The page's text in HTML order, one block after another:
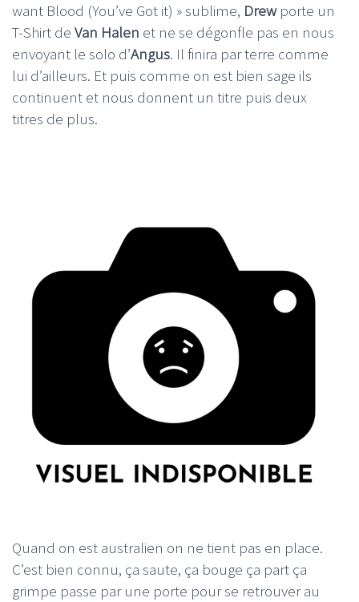
want Blood (You’ve Got it) » sublime, Drewporte un
T-Shirt de Van Halen et ne se dégonfle pas en nous
envoyant le solo d’Angus. Il finira par terre comme
lui d’ailleurs. Et puis comme on est bien sage ils
continuent et nous donnent un titre puis deux
titres de plus.
Quand on est australien on ne tient pas en place.
C’est bien connu, ça saute, ça bouge ça part ça
grimpe passe par une porte pour se retrouver au